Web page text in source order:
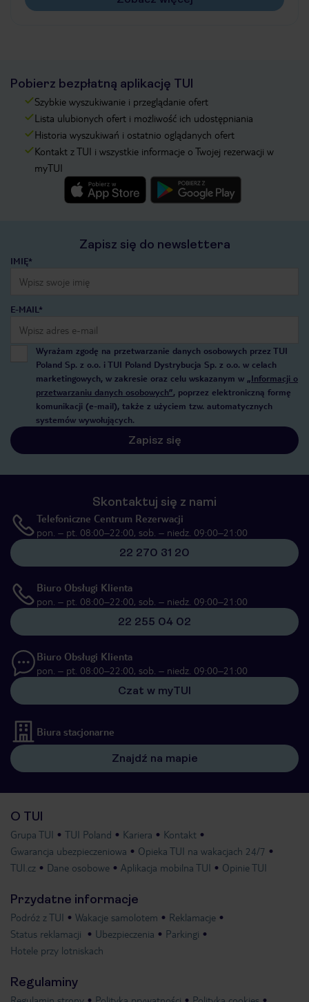
Pobierz bezpłatną aplikację TUI
Szybkie wyszukiwanie i przeglądanie ofert
Lista ulubionych ofert i możliwość ich udostępniania
Historia wyszukiwań i ostatnio oglądanych ofert
Kontakt z TUI i wszystkie informacje o Twojej rezerwacji w
myTUI
Zapisz się do newslettera
IMIĘ*
E-MAIL*
Wyrażam zgodę na przetwarzanie danych osobowych przez TUI
Poland Sp. z o.o. i TUI Poland Dystrybucja Sp. z o.o. w celach
marketingowych, w zakresie oraz celu wskazanym w „Informacji o
przetwarzaniu danych osobowych”, poprzez elektroniczną formę
komunikacji (e-mail), także z użyciem tzw. automatycznych
systemów wywołujących.
Zapisz się
Skontaktuj się z nami
Telefoniczne Centrum Rezerwacji
pon. – pt. 08:00–22:00, sob. – niedz. 09:00–21:00
22 270 31 20
Biuro Obsługi Klienta
pon. – pt. 08:00–22:00, sob. – niedz. 09:00–21:00
22 255 04 02
Biuro Obsługi Klienta
pon. – pt. 08:00–22:00, sob. – niedz. 09:00–21:00
Czat w myTUI
Biura stacjonarne
Znajdź na mapie
O TUI
Grupa TUI TUI Poland Kariera
Kontakt
Gwarancja ubezpieczeniowa
Opieka TUI na wakacjach 24/7
TUI.cz
Dane osobowe Aplikacja mobilna TUI Opinie TUI
Przydatne informacje
Podróż z TUI Wakacje samolotem
Reklamacje
Status reklamacji
Ubezpieczenia
Parkingi
Hotele przy lotniskach
Regulaminy